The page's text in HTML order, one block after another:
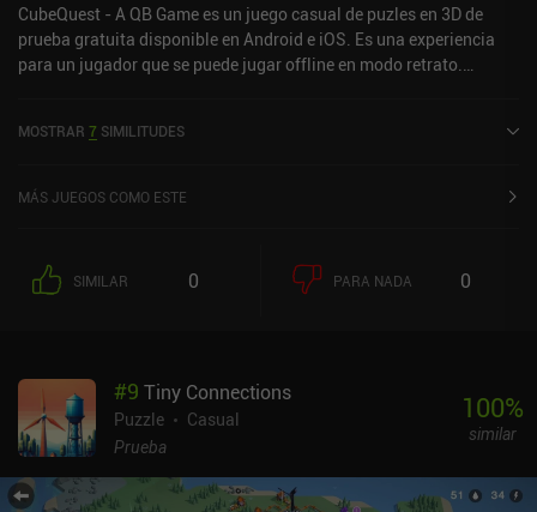
CubeQuest - A QB Game es un juego casual de puzles en 3D de
prueba gratuita disponible en Android e iOS. Es una experiencia
para un jugador que se puede jugar offline en modo retrato.
en la App Store de iOS.
MOSTRAR 7 SIMILITUDES
MÁS JUEGOS COMO ESTE
SIMILAR 0 PARA NADA 0
#9 Tiny Connections
Puzzle
Casual
Prueba
100%
similar